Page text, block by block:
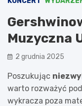
Muzyczna
2 grudnia 2025
Poszukując
warto rozważyć
wykracza poza